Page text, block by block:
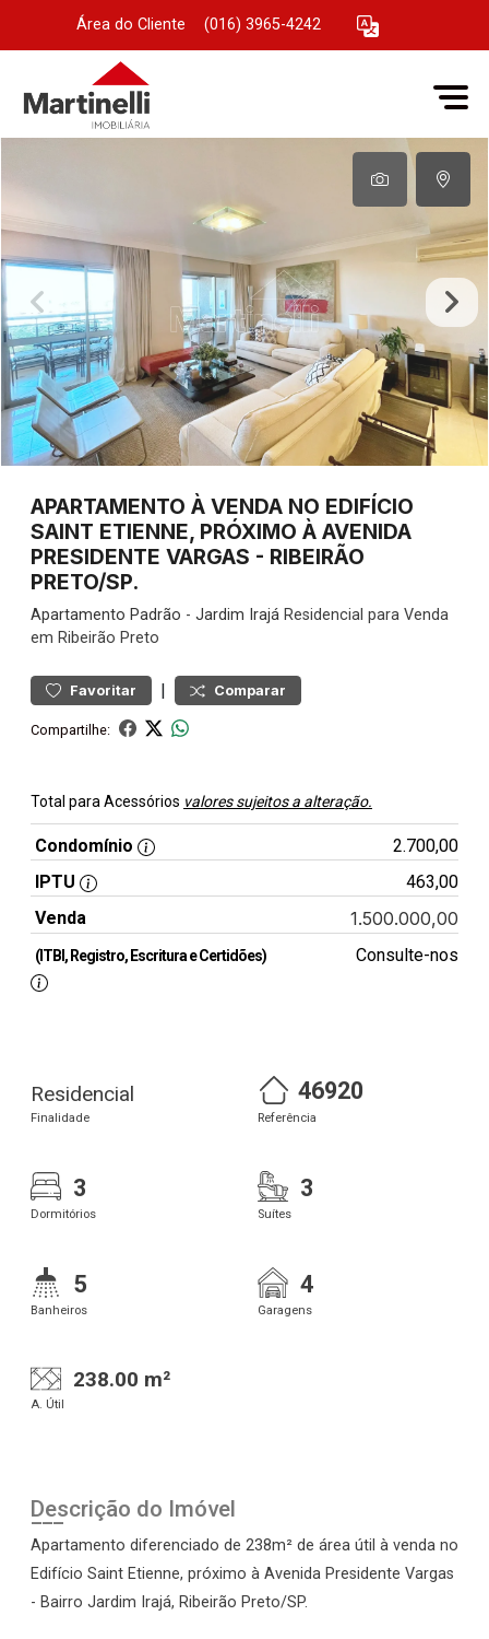
Área do Cliente (016) 3965-4242
APARTAMENTO À VENDA NO EDIFÍCIO
SAINT ETIENNE, PRÓXIMO À AVENIDA
PRESIDENTE VARGAS - RIBEIRÃO
PRETO/SP.
Apartamento Padrão - Jardim Irajá Residencial para Venda
em Ribeirão Preto
Favoritar | Comparar
Compartilhe:
Total para Acessórios valores sujeitos a alteração.
Condomínio
2.700,00
IPTU
463,00
Venda
1.500.000,00
(ITBI, Registro, Escritura e Certidões) Consulte-nos
Residencial
Finalidade
46920
Referência
3
Dormitórios
3
Suítes
5
Banheiros
4
Garagens
238.00 m²
A. Útil
Descrição do Imóvel
Apartamento diferenciado de 238m² de área útil à venda no
Edifício Saint Etienne, próximo à Avenida Presidente Vargas
- Bairro Jardim Irajá, Ribeirão Preto/SP.